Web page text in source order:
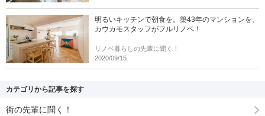
明るいキッチンで朝食を。築43年のマンションを、
カウカモスタッフがフルリノベ！
リノベ暮らしの先輩に聞く！
2020/09/15
カテゴリから記事を探す
街の先輩に聞く！